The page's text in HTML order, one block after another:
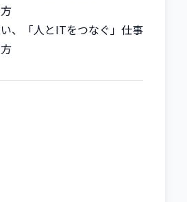
、「人とITをつなぐ」仕事